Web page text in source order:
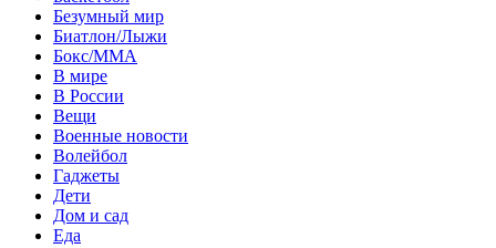
Безумный мир
Биатлон/Лыжи
Бокс/MMA
В мире
В России
Вещи
Военные новости
Волейбол
Гаджеты
Дети
Дом и сад
Еда